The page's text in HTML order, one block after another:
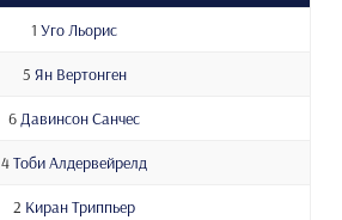
1 Уго Льорис
5 Ян Вертонген
6Давинсон Санчес
4Тоби Алдервейрелд
2 Киран Триппьер